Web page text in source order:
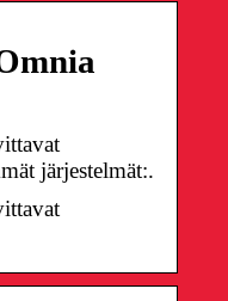
järjestelmät:.